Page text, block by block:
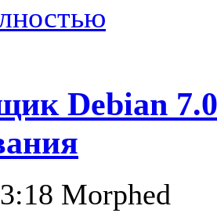
Debian
Morphed